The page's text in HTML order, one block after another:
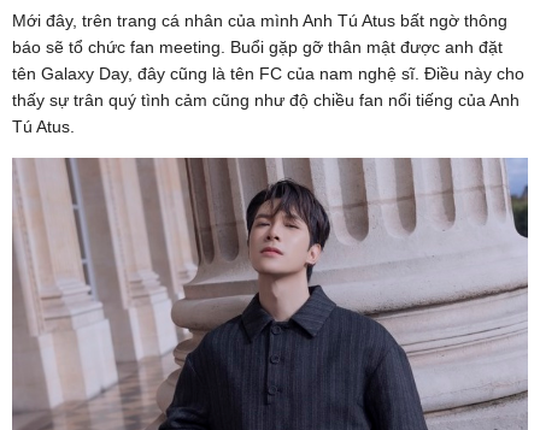
Mới đây, trên trang cá nhân của mình Anh Tú Atus bất ngờ thông
báo sẽ tổ chức fan meeting. Buổi gặp gỡ thân mật được anh đặt
tên Galaxy Day, đây cũng là tên FC của nam nghệ sĩ. Điều này cho
thấy sự trân quý tình cảm cũng như độ chiều fan nổi tiếng của Anh
Tú Atus.